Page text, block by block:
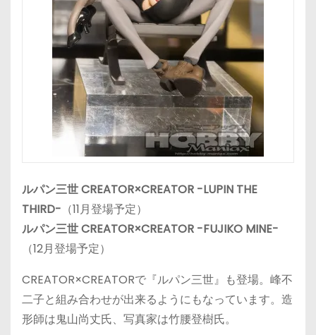
ルパン三世 CREATOR×CREATOR -LUPIN THE
THIRD- （11月登場予定）
ルパン三世 CREATOR×CREATOR -FUJIKO MINE-
（12月登場予定）
CREATOR×CREATORで『ルパン三世』も登場。峰不
二子と組み合わせが出来るようにもなっています。造
形師は鬼山尚丈氏、写真家は竹腰登樹氏。